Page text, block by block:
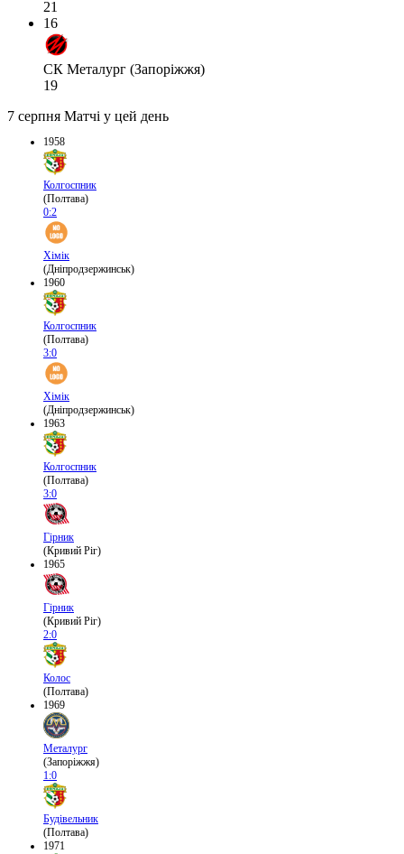
21
16
СК Металург (Запоріжжя)
19
7 серпня Матчі у цей день
1958
Колгоспник
(Полтава)
0:2
Хімік
(Дніпродзержинськ)
1960
Колгоспник
(Полтава)
3:0
Хімік
(Дніпродзержинськ)
1963
Колгоспник
(Полтава)
3:0
Гірник
(Кривий Ріг)
1965
Гірник
(Кривий Ріг)
2:0
Колос
(Полтава)
1969
Металург
(Запоріжжя)
1:0
Будівельник
(Полтава)
1971